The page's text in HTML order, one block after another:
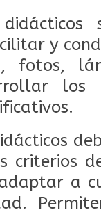
y
fotos,
criterios
a